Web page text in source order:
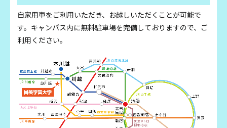
自家用車をご利用いただき、お越しいただくことが可能で
す。キャンパス内に無料駐車場を完備しておりますので、ご
利用ください。